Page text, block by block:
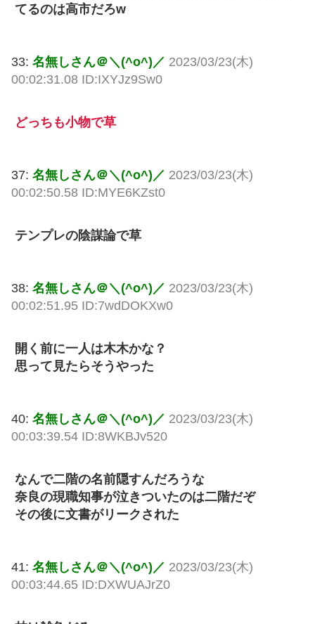
てるのは高市だろw
33: 名無しさん＠＼(^o^)／ 2023/03/23(木)
00:02:31.08 ID:IXYJz9Sw0
どっちも小物で草
37: 名無しさん＠＼(^o^)／ 2023/03/23(木)
00:02:50.58 ID:MYE6KZst0
テンプレの陰謀論で草
38: 名無しさん＠＼(^o^)／ 2023/03/23(木)
00:02:51.95 ID:7wdDOKXw0
開く前に一人は木木かな？
思って見たらそうやった
40: 名無しさん＠＼(^o^)／ 2023/03/23(木)
00:03:39.54 ID:8WKBJv520
なんで二階の名前隠すんだろうな
奈良の現職知事が泣きついたのは二階だぞ
その後に文書がリークされた
41: 名無しさん＠＼(^o^)／ 2023/03/23(木)
00:03:44.65 ID:DXWUAJrZ0